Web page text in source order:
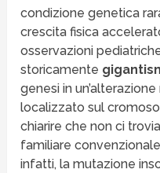
condizione genetica
crescita fisica
osservazioni
storicamente
genesi in
localizzato sul
chiarire che non ci
familiare
infatti, la mutazione